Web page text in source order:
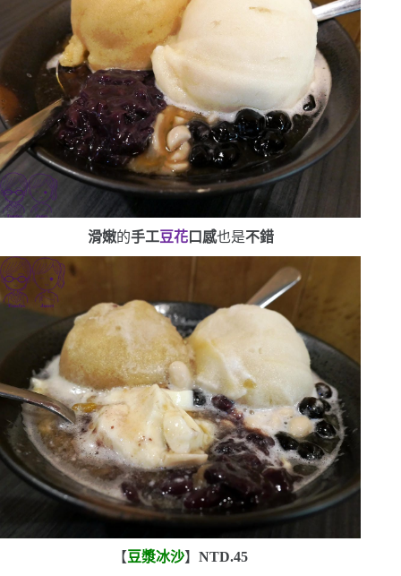
滑嫩的手工豆花口感也是不錯
【豆漿冰沙】NTD.45